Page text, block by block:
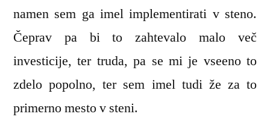
namen sem ga imel implementirati v steno.
Čeprav pa bi to zahtevalo malo več
investicije, ter truda, pa se mi je vseeno to
zdelo popolno, ter sem imel tudi že za to
primerno mesto v steni.